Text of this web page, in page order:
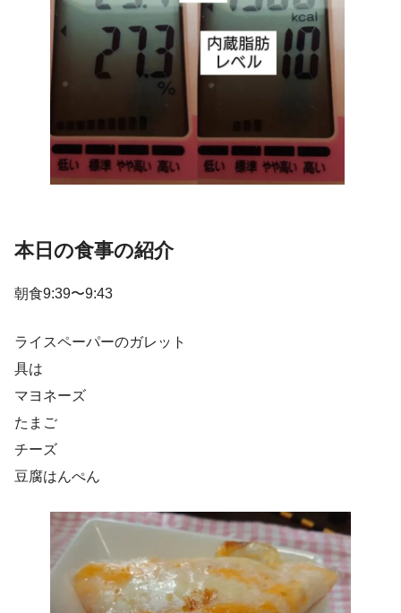
本日の食事の紹介
朝食9:39〜9:43
ライスペーパーのガレット
具は
マヨネーズ
たまご
チーズ
豆腐はんぺん